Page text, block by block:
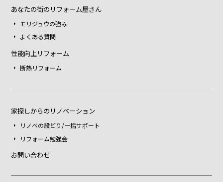
あなたの街のリフォーム屋さん
モリジュウの強み
よくある質問
性能向上リフォーム
断熱リフォーム
家探しからのリノベーション
リノベの段どり/一括サポート
リフォーム勉強会
お問い合わせ